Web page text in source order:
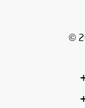
©